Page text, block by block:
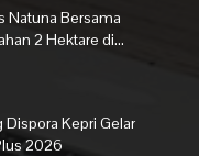
Natuna Bersama
2 Hektare di...
Dispora Kepri Gelar
2026